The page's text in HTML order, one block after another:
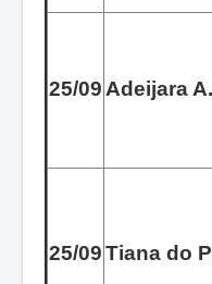
25/09 Adeijara
25/09Tiana do